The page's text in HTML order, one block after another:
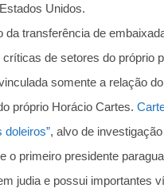
Unidos.
transferência de
de setores do próprio
somente a relação
próprio Horácio Cartes.
doleiros”, alvo de
o primeiro presidente
judia e possui importantes